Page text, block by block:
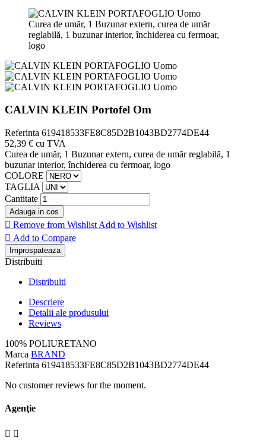
Curea de umăr, 1 Buzunar extern, curea de umăr
reglabilă, 1 buzunar interior, închiderea cu fermoar,
logo
CALVIN KLEIN Portofel Om
Referinta 619418533FE8C85D2B1043BD2774DE44
52,39 € cu TVA
Curea de umăr, 1 Buzunar extern, curea de umăr reglabilă, 1
buzunar interior, închiderea cu fermoar, logo
COLORE
TAGLIA
Cantitate
Adauga in cos
 Remove from Wishlist Add to Wishlist
 Add to Compare
Distribuiti
Distribuiti
Descriere
Detalii ale produsului
Reviews
100% POLIURETANO
Marca BRAND
Referinta 619418533FE8C85D2B1043BD2774DE44
No customer reviews for the moment.
Agenţie
 